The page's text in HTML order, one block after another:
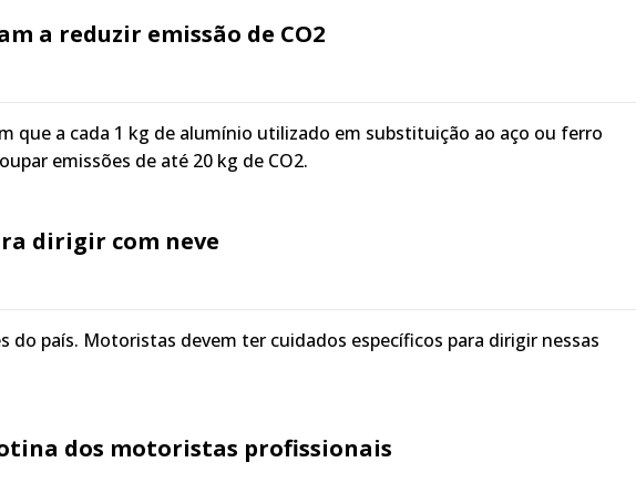
a reduzir emissão de CO2
que a cada 1 kg de alumínio utilizado em substituição ao aço ou ferro
emissões de até 20 kg de CO2.
dirigir com neve
do país. Motoristas devem ter cuidados específicos para dirigir nessas
dos motoristas profissionais